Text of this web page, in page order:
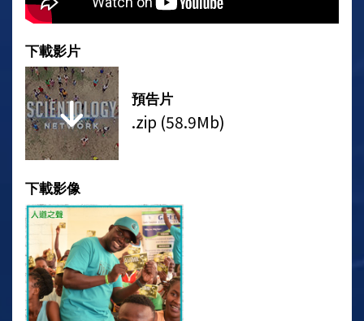
下載影片
預告片
.zip (58.9Mb)
下載影像